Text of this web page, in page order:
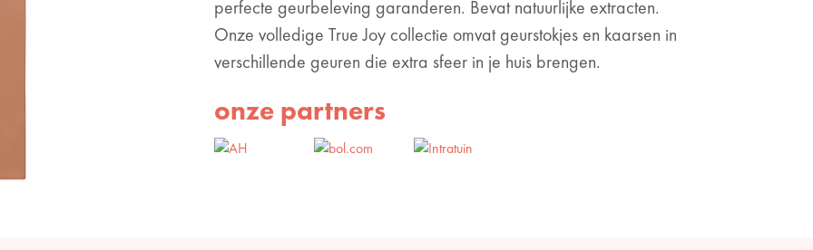
perfecte geurbeleving garanderen. Bevat natuurlijke extracten.
Onze volledige True Joy collectie omvat geurstokjes en kaarsen in
verschillende geuren die extra sfeer in je huis brengen.
onze partners